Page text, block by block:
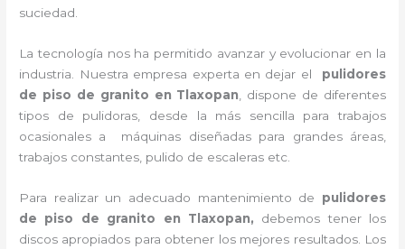
suciedad.
La tecnología nos ha permitido avanzar y evolucionar en la
industria. Nuestra empresa experta en dejar el pulidores
de piso de granito en Tlaxopan , dispone de diferentes
tipos de pulidoras, desde la más sencilla para trabajos
ocasionales a máquinas diseñadas para grandes áreas,
trabajos constantes, pulido de escaleras etc.
Para realizar un adecuado mantenimiento de pulidores
de piso de granito en Tlaxopan, debemos tener los
discos apropiados para obtener los mejores resultados. Los